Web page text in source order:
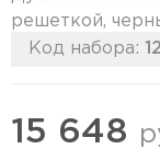
решеткой,
Код набора:
15 648